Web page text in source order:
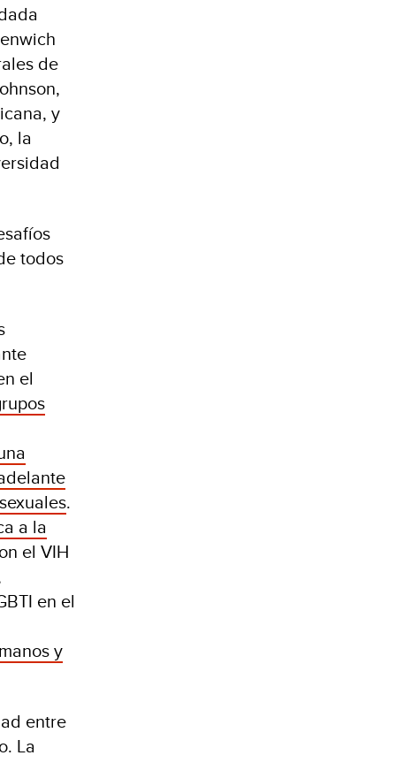
de
y
la
todos
el
.
a la
el VIH
en el
y
entre
La